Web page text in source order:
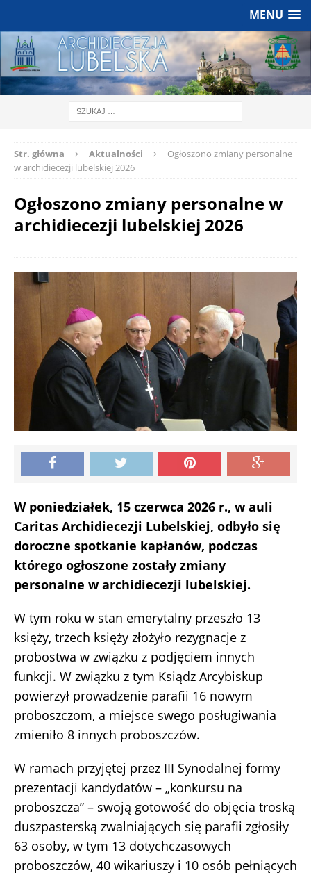
MENU
Str. główna Aktualności
Ogłoszono zmiany personalne
w archidiecezji lubelskiej 2026
Ogłoszono zmiany personalne w
archidiecezji lubelskiej 2026
W poniedziałek, 15 czerwca 2026 r., w auli
Caritas Archidiecezji Lubelskiej, odbyło się
doroczne spotkanie kapłanów, podczas
którego ogłoszone zostały zmiany
personalne w archidiecezji lubelskiej.
W tym roku w stan emerytalny przeszło 13
księży, trzech księży złożyło rezygnacje z
probostwa w związku z podjęciem innych
funkcji. W związku z tym Ksiądz Arcybiskup
powierzył prowadzenie parafii 16 nowym
proboszczom, a miejsce swego posługiwania
zmieniło 8 innych proboszczów.
W ramach przyjętej przez III Synodalnej formy
prezentacji kandydatów – „konkursu na
proboszcza” – swoją gotowość do objęcia troską
duszpasterską zwalniających się parafii zgłosiły
63 osoby, w tym 13 dotychczasowych
proboszczów, 40 wikariuszy i 10 osób pełniących